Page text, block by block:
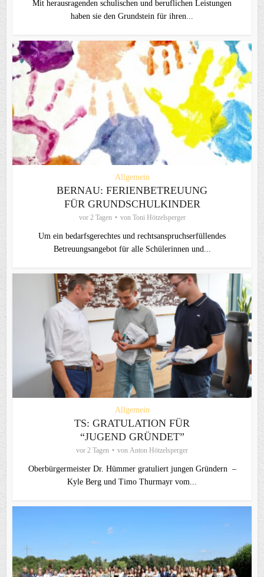
Mit herausragenden schulischen und beruflichen Leistungen
haben sie den Grundstein für ihren...
Allgemein
BERNAU: FERIENBETREUUNG
FÜR GRUNDSCHULKINDER
vor 2 Tagen von Toni Hötzelsperger
Um ein bedarfsgerechtes und rechtsanspruchserfüllendes
Betreuungsangebot für alle Schülerinnen und...
Allgemein
TS: GRATULATION FÜR
“JUGEND GRÜNDET”
vor 2 Tagen von Anton Hötzelsperger
Oberbürgermeister Dr. Hümmer gratuliert jungen Gründern –
Kyle Berg und Timo Thurmayr vom...